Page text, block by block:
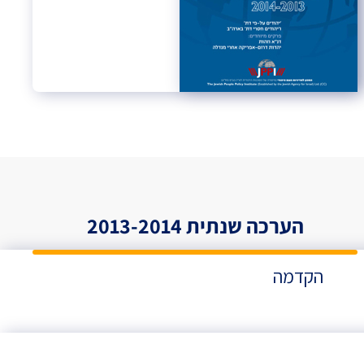
הערכה שנתית 2013-2014
הקדמה